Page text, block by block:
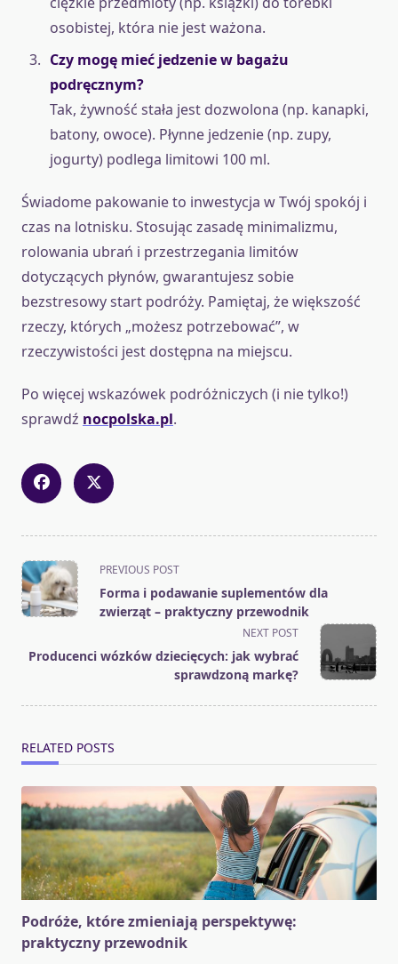
osobistej, która nie jest ważona.
Czy mogę mieć jedzenie w bagażu
podręcznym?
Tak, żywność stała jest dozwolona (np. kanapki,
batony, owoce). Płynne jedzenie (np. zupy,
jogurty) podlega limitowi 100 ml.
Świadome pakowanie to inwestycja w Twój spokój i
czas na lotnisku. Stosując zasadę minimalizmu,
rolowania ubrań i przestrzegania limitów
dotyczących płynów, gwarantujesz sobie
bezstresowy start podróży. Pamiętaj, że większość
rzeczy, których „możesz potrzebować”, w
rzeczywistości jest dostępna na miejscu.
Po więcej wskazówek podróżniczych (i nie tylko!)
sprawdź nocpolska.pl.
<span
class="nav-
subtitle
reader-
PREVIOUS POST
Forma i podawanie suplementów dla
zwierząt – praktyczny przewodnik
NEXT POST
Producenci wózków dziecięcych: jak wybrać
sprawdzoną markę?
RELATED POSTS
Podróże, które zmieniają perspektywę:
praktyczny przewodnik